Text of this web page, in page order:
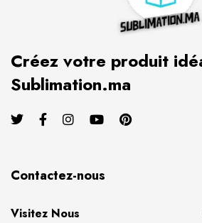
Créez votre produit
Sublimation.ma
Contactez-nous
Visitez Nous